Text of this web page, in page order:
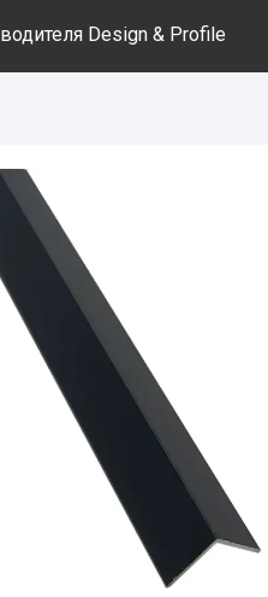
Design & Profile